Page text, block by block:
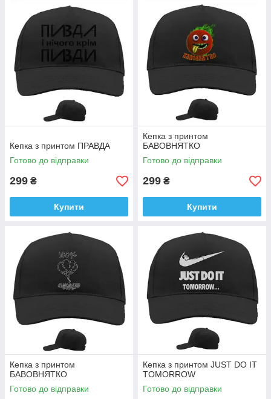
Кепка з принтом ПРАВДА
Готово до відправки
299 ₴
Купити
Кепка з принтом
БАВОВНЯТКО
Готово до відправки
299 ₴
Купити
Кепка з принтом
БАВОВНЯТКО
Готово до відправки
Кепка з принтом JUST DO IT
TOMORROW
Готово до відправки